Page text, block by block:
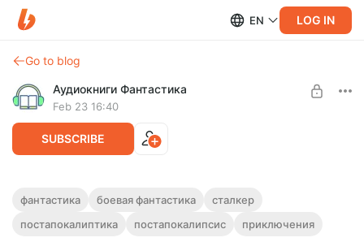
EN LOG IN
Go to blog
Аудиокниги Фантастика
Feb 23 16:40
SUBSCRIBE
143. Аудиокнига «Последний выход - 5»
Полная версия.
Level required:
фантастика боевая фантастика
сталкер
постапокалиптика
постапокалипсис приключения